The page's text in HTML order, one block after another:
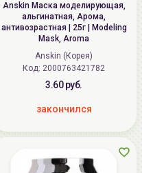
Anskin Маска моделирующая,
альгинатная, Арома,
антивозрастная | 25г | Modeling
Mask, Aroma
Anskin (Корея)
Код: 2000763421782
3.60 руб.
закончился